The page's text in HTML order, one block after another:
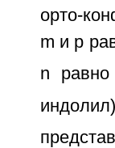
орто-
m и p
n